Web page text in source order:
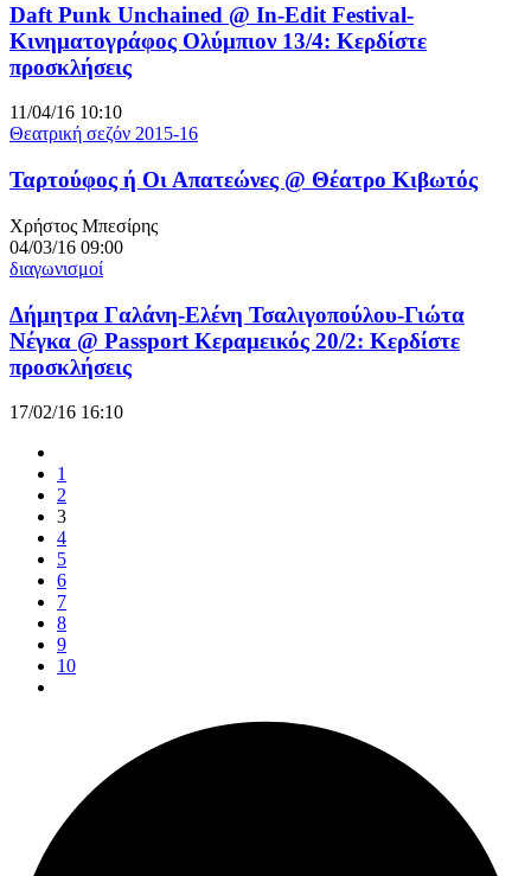
Daft Punk Unchained @ In-Edit Festival-
Κινηματογράφος Ολύμπιον 13/4: Κερδίστε
προσκλήσεις
11/04/16 10:10
Θεατρική σεζόν 2015-16
Ταρτούφος ή Οι Απατεώνες @ Θέατρο Κιβωτός
Χρήστος Μπεσίρης
04/03/16 09:00
διαγωνισμοί
Δήμητρα Γαλάνη-Ελένη Τσαλιγοπούλου-Γιώτα
Νέγκα @ Passport Κεραμεικός 20/2: Κερδίστε
προσκλήσεις
17/02/16 16:10
1
2
3
4
5
6
7
8
9
10